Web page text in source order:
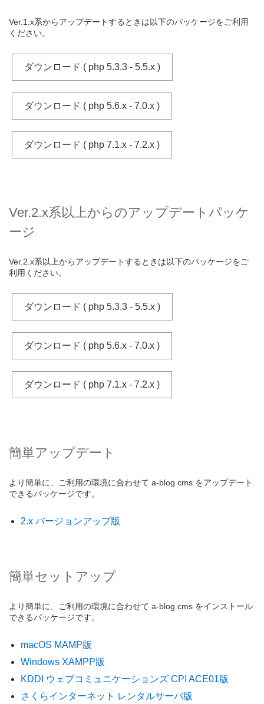
Ver.1.x系からアップデートするときは以下のパッケージをご利用
ください。
ダウンロード ( php 5.3.3 - 5.5.x )
ダウンロード ( php 5.6.x - 7.0.x )
ダウンロード ( php 7.1.x - 7.2.x )
Ver.2.x系以上からのアップデートパッケ
ージ
Ver.2.x系以上からアップデートするときは以下のパッケージをご
利用ください。
ダウンロード ( php 5.3.3 - 5.5.x )
ダウンロード ( php 5.6.x - 7.0.x )
ダウンロード ( php 7.1.x - 7.2.x )
簡単アップデート
より簡単に、ご利用の環境に合わせて a-blog cms をアップデート
できるパッケージです。
2.x バージョンアップ版
簡単セットアップ
より簡単に、ご利用の環境に合わせて a-blog cms をインストール
できるパッケージです。
macOS MAMP版
Windows XAMPP版
KDDI ウェブコミュニケーションズ CPI ACE01版
さくらインターネット レンタルサーバ版